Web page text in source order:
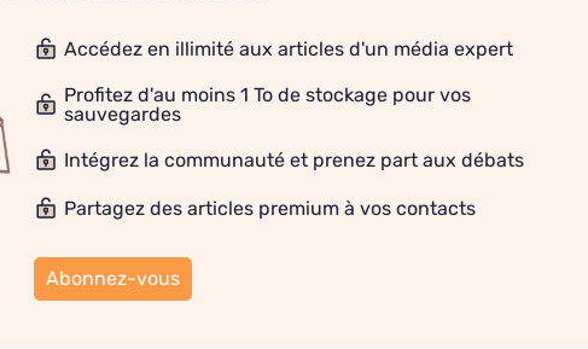
Accédez en illimité aux articles d'un média expert
Profitez d'au moins 1 To de stockage pour vos
sauvegardes
Intégrez la communauté et prenez part aux débats
Partagez des articles premium à vos contacts
Abonnez-vous